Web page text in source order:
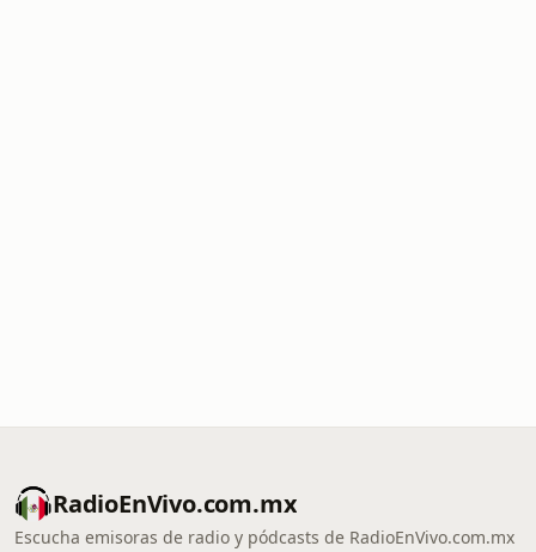
RadioEnVivo.com.mx
Escucha emisoras de radio y pódcasts de RadioEnVivo.com.mx